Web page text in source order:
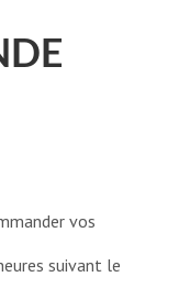
vos
suivant le